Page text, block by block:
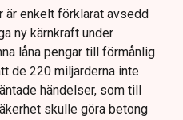
är enkelt förklarat avsedd
ny kärnkraft under
låna pengar till förmånlig
de 220 miljarderna inte
händelser, som till
skulle göra betong